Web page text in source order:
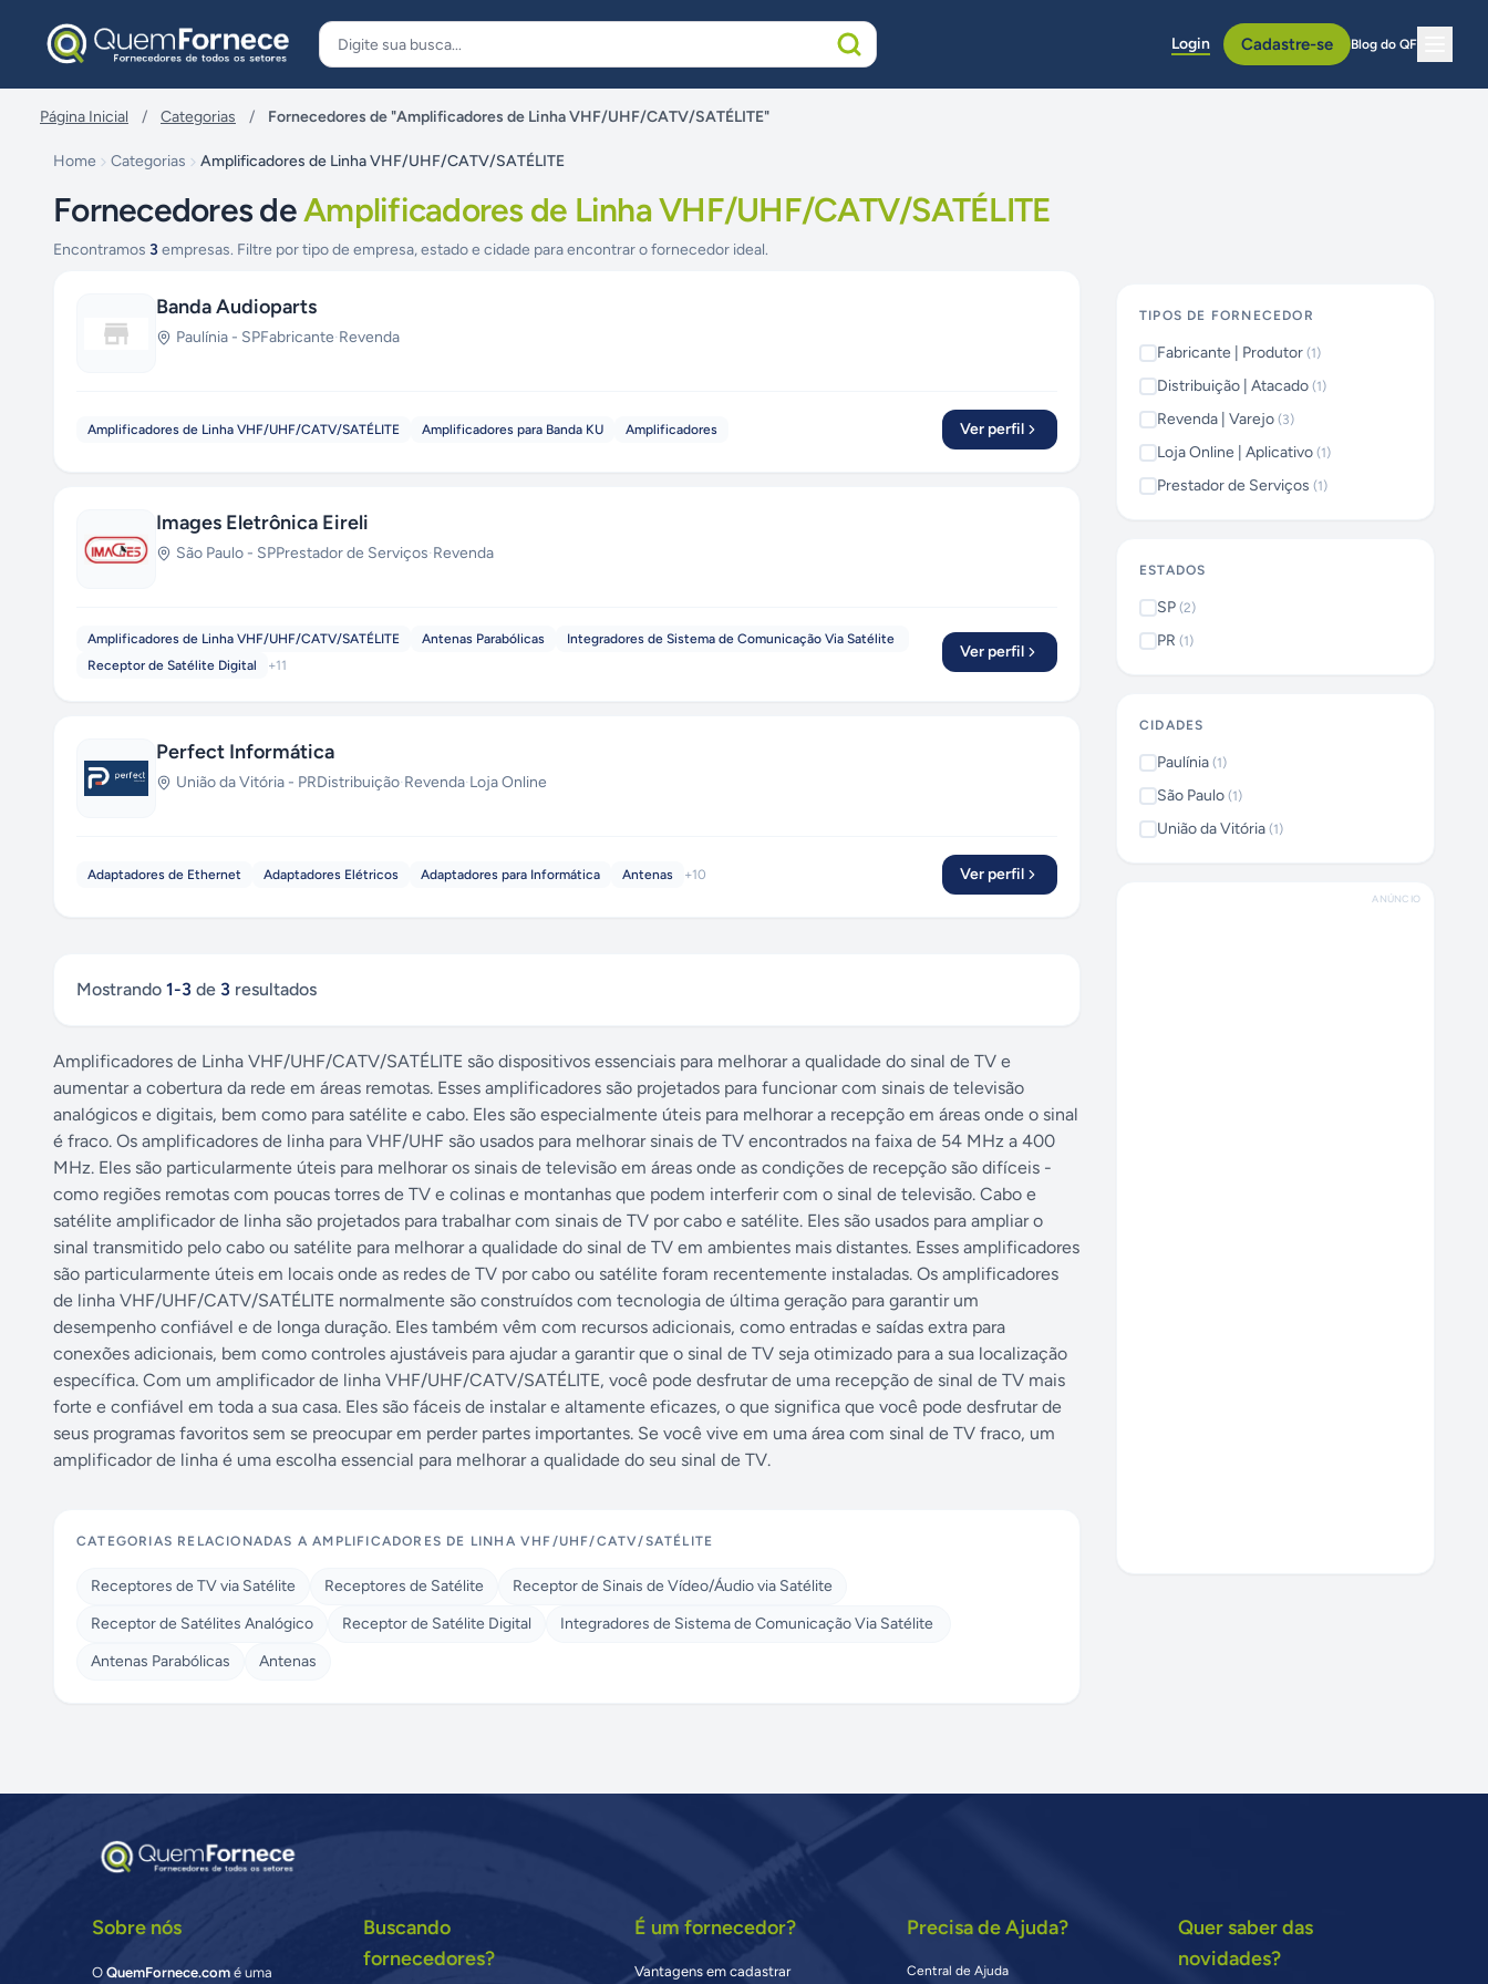
Login Cadastre-se Blog do QF
Página Inicial / Categorias / Fornecedores de "Amplificadores de Linha VHF/UHF/CATV/SATÉLITE"
Home Categorias Amplificadores de Linha VHF/UHF/CATV/SATÉLITE
Fornecedores deAmplificadores de Linha VHF/UHF/CATV/SATÉLITE
Encontramos 3 empresas. Filtre por tipo de empresa, estado e cidade para encontrar o fornecedor ideal.
Banda Audioparts
Paulínia - SPFabricante·Revenda
Amplificadores de Linha VHF/UHF/CATV/SATÉLITE Amplificadores para Banda KU Amplificadores Ver perfil
Images Eletrônica Eireli
São Paulo - SPPrestador de Serviços·Revenda
Amplificadores de Linha VHF/UHF/CATV/SATÉLITE Antenas Parabólicas
Integradores de Sistema de Comunicação Via Satélite
Receptor de Satélite Digital
+11
Ver perfil
Perfect Informática
União da Vitória - PRDistribuição·Revenda·Loja Online
Adaptadores de Ethernet Adaptadores Elétricos Adaptadores para Informática Antenas +10 Ver perfil
Mostrando 1-3 de 3 resultados
Amplificadores de Linha VHF/UHF/CATV/SATÉLITE são dispositivos essenciais para melhorar a qualidade do sinal de TV e
aumentar a cobertura da rede em áreas remotas. Esses amplificadores são projetados para funcionar com sinais de televisão
analógicos e digitais, bem como para satélite e cabo. Eles são especialmente úteis para melhorar a recepção em áreas onde o sinal
é fraco. Os amplificadores de linha para VHF/UHF são usados para melhorar sinais de TV encontrados na faixa de 54 MHz a 400
MHz. Eles são particularmente úteis para melhorar os sinais de televisão em áreas onde as condições de recepção são difíceis -
como regiões remotas com poucas torres de TV e colinas e montanhas que podem interferir com o sinal de televisão. Cabo e
satélite amplificador de linha são projetados para trabalhar com sinais de TV por cabo e satélite. Eles são usados para ampliar o
sinal transmitido pelo cabo ou satélite para melhorar a qualidade do sinal de TV em ambientes mais distantes. Esses amplificadores
são particularmente úteis em locais onde as redes de TV por cabo ou satélite foram recentemente instaladas. Os amplificadores
de linha VHF/UHF/CATV/SATÉLITE normalmente são construídos com tecnologia de última geração para garantir um
desempenho confiável e de longa duração. Eles também vêm com recursos adicionais, como entradas e saídas extra para
conexões adicionais, bem como controles ajustáveis para ajudar a garantir que o sinal de TV seja otimizado para a sua localização
específica. Com um amplificador de linha VHF/UHF/CATV/SATÉLITE, você pode desfrutar de uma recepção de sinal de TV mais
forte e confiável em toda a sua casa. Eles são fáceis de instalar e altamente eficazes, o que significa que você pode desfrutar de
seus programas favoritos sem se preocupar em perder partes importantes. Se você vive em uma área com sinal de TV fraco, um
amplificador de linha é uma escolha essencial para melhorar a qualidade do seu sinal de TV.
CATEGORIAS RELACIONADAS AAMPLIFICADORES DE LINHA VHF/UHF/CATV/SATÉLITE
Receptores de TV via Satélite Receptores de Satélite
Receptor de Sinais de Vídeo/Áudio via Satélite
Receptor de Satélites Analógico
Receptor de Satélite Digital
Integradores de Sistema de Comunicação Via Satélite
Antenas Parabólicas
Antenas
TIPOS DE FORNECEDOR
Fabricante | Produtor (1)
Distribuição | Atacado (1)
Revenda | Varejo (3)
Loja Online | Aplicativo (1)
Prestador de Serviços (1)
ESTADOS
SP (2)
PR (1)
CIDADES
Paulínia (1)
São Paulo (1)
União da Vitória (1)
ANÚNCIO
Sobre nós
OQuemFornece.com é uma
Buscando
fornecedores?
É um fornecedor?
Vantagens em cadastrar
Precisa de Ajuda?
Central de Ajuda
Quer saber das
novidades?